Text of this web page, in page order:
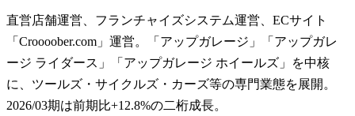
直営店舗運営、フランチャイズシステム運営、ECサイト
「Croooober.com」運営。「アップガレージ」「アップガレ
ージ ライダース」「アップガレージ ホイールズ」を中核
に、ツールズ・サイクルズ・カーズ等の専門業態を展開。
2026/03期は前期比+12.8%の二桁成長。